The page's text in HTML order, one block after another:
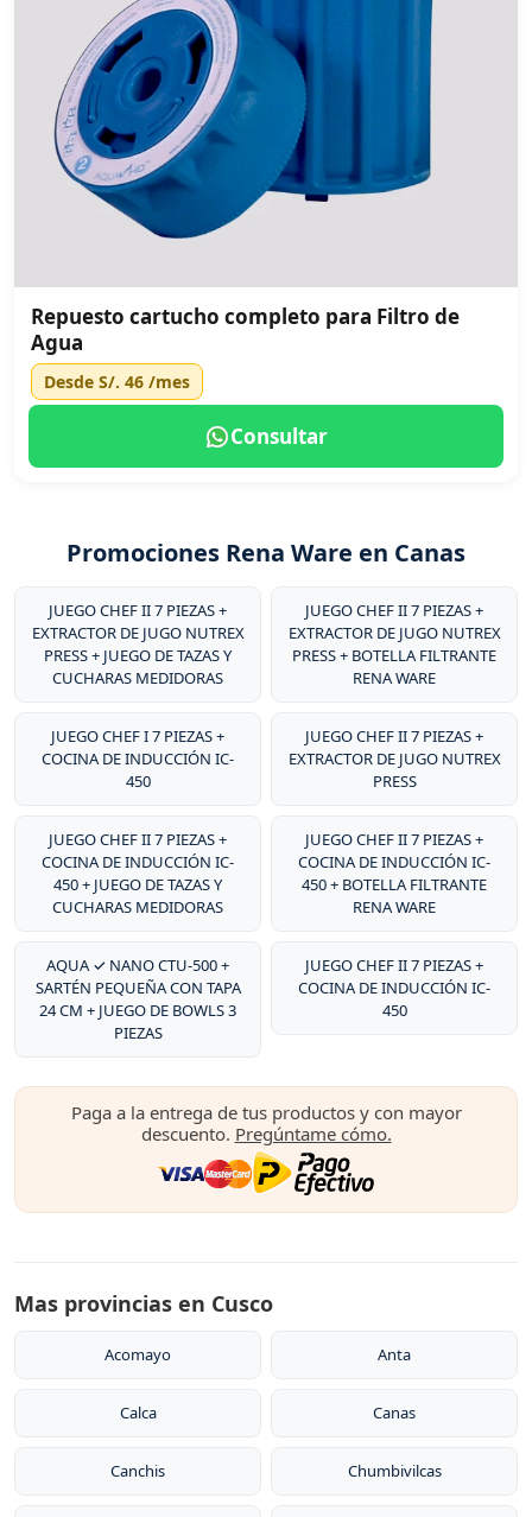
Repuesto cartucho completo para Filtro de
Agua
Desde S/. 46 /mes
Consultar
Promociones Rena Ware en Canas
JUEGO CHEF II 7 PIEZAS +
EXTRACTOR DE JUGO NUTREX
PRESS + JUEGO DE TAZAS Y
CUCHARAS MEDIDORAS
JUEGO CHEF II 7 PIEZAS +
EXTRACTOR DE JUGO NUTREX
PRESS + BOTELLA FILTRANTE
RENA WARE
JUEGO CHEF I 7 PIEZAS +
COCINA DE INDUCCIÓN IC-
450
JUEGO CHEF II 7 PIEZAS +
EXTRACTOR DE JUGO NUTREX
PRESS
JUEGO CHEF II 7 PIEZAS +
COCINA DE INDUCCIÓN IC-
450 + JUEGO DE TAZAS Y
CUCHARAS MEDIDORAS
JUEGO CHEF II 7 PIEZAS +
COCINA DE INDUCCIÓN IC-
450 + BOTELLA FILTRANTE
RENA WARE
AQUA ✓ NANO CTU-500 +
SARTÉN PEQUEÑA CON TAPA
24 CM + JUEGO DE BOWLS 3
PIEZAS
JUEGO CHEF II 7 PIEZAS +
COCINA DE INDUCCIÓN IC-
450
Paga a la entrega de tus productos y con mayor
descuento. Pregúntame cómo.
Mas provincias en Cusco
Acomayo Anta
Calca Canas
Canchis Chumbivilcas